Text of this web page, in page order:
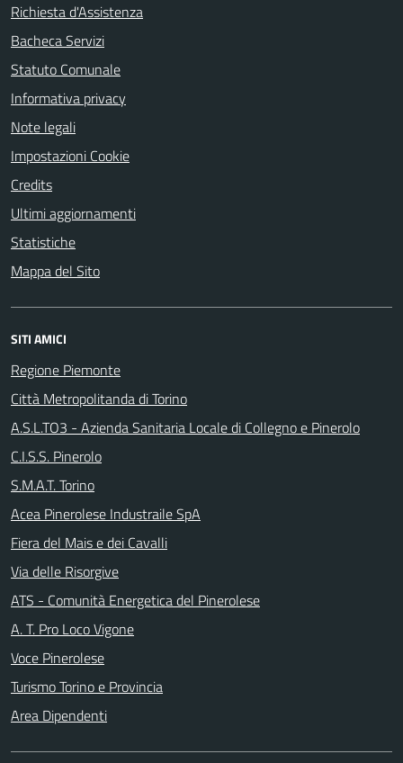
Richiesta d'Assistenza
Bacheca Servizi
Statuto Comunale
Informativa privacy
Note legali
Impostazioni Cookie
Credits
Ultimi aggiornamenti
Statistiche
Mappa del Sito
SITI AMICI
Regione Piemonte
Città Metropolitanda di Torino
A.S.L.TO3 - Azienda Sanitaria Locale di Collegno e Pinerolo
C.I.S.S. Pinerolo
S.M.A.T. Torino
Acea Pinerolese Industraile SpA
Fiera del Mais e dei Cavalli
Via delle Risorgive
ATS - Comunità Energetica del Pinerolese
A. T. Pro Loco Vigone
Voce Pinerolese
Turismo Torino e Provincia
Area Dipendenti